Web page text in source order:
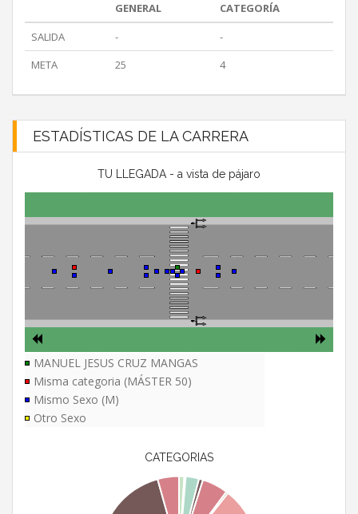
GENERAL
CATEGORÍA
SALIDA
-
-
META
25 4
ESTADÍSTICAS DE LA CARRERA
TU LLEGADA - a vista de pájaro
MANUEL JESUS CRUZ MANGAS
Misma categoria (MÁSTER 50)
Mismo Sexo (M)
Otro Sexo
CATEGORIAS